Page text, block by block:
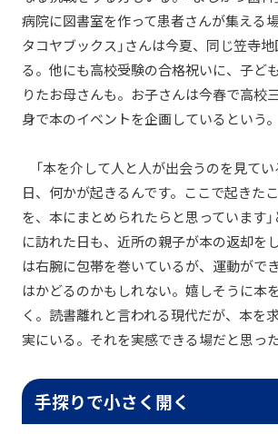
病院に図書室を作って患者さんが集える
タコヤブックス」さんは今夏、同じ笠寺
る。他にも高校受験の合格祝いに、子ど
りたお母さんも。お子さんは今春で高校
身で本のイベントを企画しているという。
「本を介して人と人が出会うのを見て
日、何かが起きるんです。ここで起きた
を、本にまとめられたらと思っています
に訪れた日も、近所の親子が本の返却を
は右腕に包帯を巻いているが、運動がで
はかどるのかもしれない。嬉しそうに本
く。読書離れと言われる現代だが、本を
実にいる。それを実感できる場だと思った
手探りで小さく開く